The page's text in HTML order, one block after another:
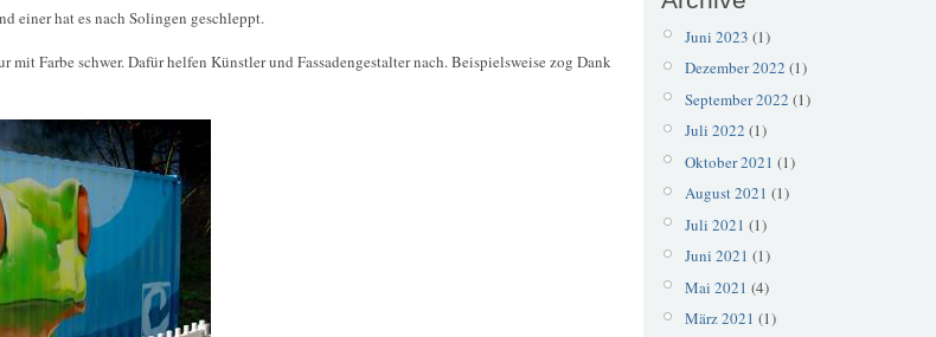
einer hat es nach Solingen geschleppt.
Farbe schwer. Dafür helfen Künstler und Fassadengestalter nach. Beispielsweise zog Dank
Juni 2023 (1)
Dezember 2022 (1)
September 2022 (1)
Juli 2022 (1)
Oktober 2021 (1)
August 2021 (1)
Juli 2021 (1)
Juni 2021 (1)
Mai 2021 (4)
März 2021 (1)